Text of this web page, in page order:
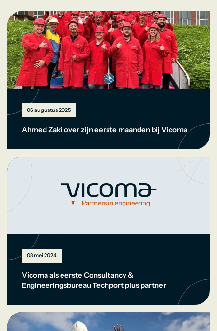
06 augustus 2025
Ahmed Zaki over zijn eerste maanden bij Vicoma
08 mei 2024
Vicoma als eerste Consultancy &
Engineeringsbureau Techport plus partner